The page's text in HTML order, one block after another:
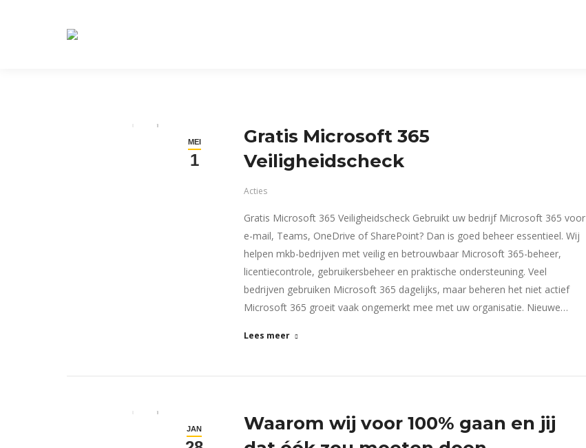
MEI
1
Gratis Microsoft 365
Veiligheidscheck
Acties
Gratis Microsoft 365 Veiligheidscheck Gebruikt uw bedrijf Microsoft 365 voor
e-mail, Teams, OneDrive of SharePoint? Dan is goed beheer essentieel. Wij
helpen mkb-bedrijven met veilig en betrouwbaar Microsoft 365-beheer,
licentiecontrole, gebruikersbeheer en praktische ondersteuning. Veel
bedrijven gebruiken Microsoft 365 dagelijks, maar beheren het niet actief
Microsoft 365 groeit vaak ongemerkt mee met uw organisatie. Nieuwe…
Lees meer
JAN
Waarom wij voor 100% gaan en jij